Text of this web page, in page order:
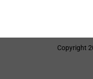
Copyright